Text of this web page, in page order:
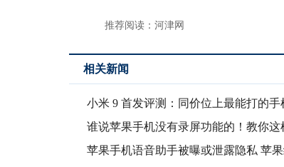
推荐阅读： 河津网
相关新闻
小米 9 首发评测：同价位上最能打的手
谁说苹果手机没有录屏功能的！教你这
能录制声
苹果手机语音助手被曝或泄露隐私 苹